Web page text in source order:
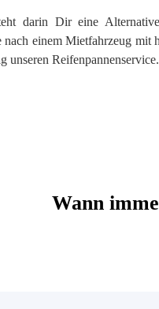
darin Dir eine
nach einem Mietfahrzeug
unseren Reifenpannenservice.
Wann